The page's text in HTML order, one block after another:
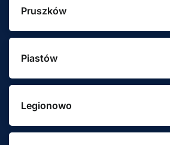
Pruszków
Piastów
Legionowo